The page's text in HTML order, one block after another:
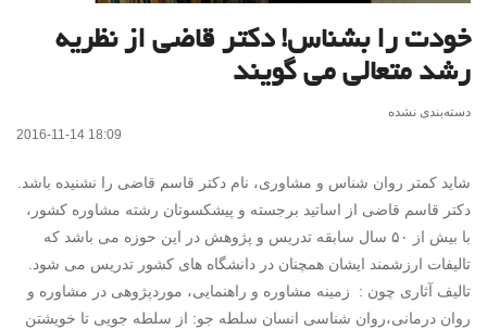
خودت را بشناس! دکتر قاضی از نظریه
رشد متعالی می گویند
دسته‌بندی نشده
2016-11-14 18:09
شاید کمتر روان شناس و مشاوری، نام دکتر قاسم قاضی را نشنیده باشد.
دکتر قاسم قاضی از اساتید برجسته و پیشکسوتان رشته مشاوره کشور،
با بیش از ۵۰ سال سابقه تدریس و پژوهش در این حوزه می باشد که
تالیفات ارزشمند ایشان همچنان در دانشگاه های کشور تدریس می شود.
تالیف آثاری چون : زمینه مشاوره و راهنمایی، موردپژوهی در مشاوره و
روان درمانی،روان شناسی انسان سلطه جو: از سلطه جویی تا خویشتن